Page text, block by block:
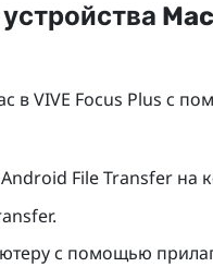
Mac
вVIVE Focus Plus с
File Transfer на
с помощью